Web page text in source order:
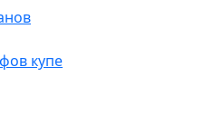
купе